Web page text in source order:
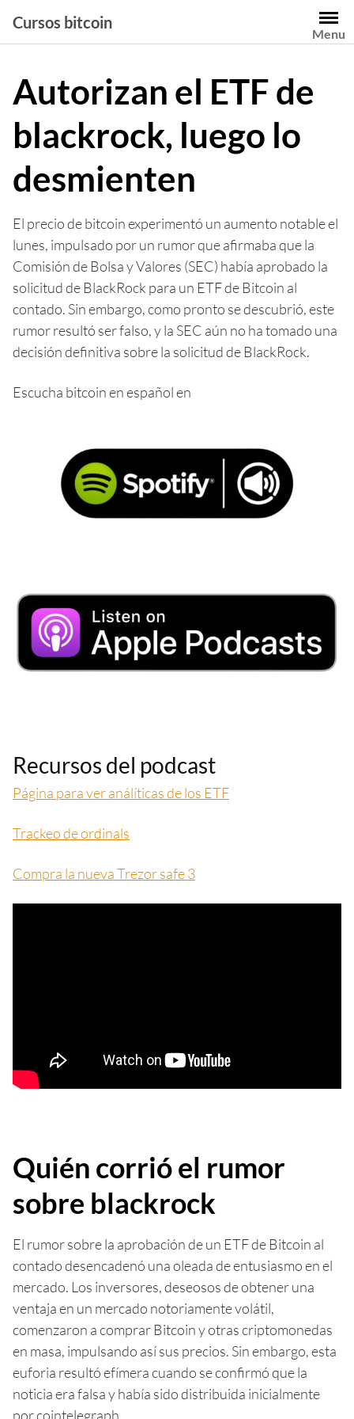
contenido
Cursos bitcoin
Menu
Autorizan el ETF de
blackrock, luego lo
desmienten
El precio de bitcoin experimentó un aumento notable el
lunes, impulsado por un rumor que afirmaba que la
Comisión de Bolsa y Valores (SEC) había aprobado la
solicitud de BlackRock para un ETF de Bitcoin al
contado. Sin embargo, como pronto se descubrió, este
rumor resultó ser falso, y la SEC aún no ha tomado una
decisión definitiva sobre la solicitud de BlackRock.
Escucha bitcoin en español en
Recursos del podcast
Página para ver análíticas de los ETF
Trackeo de ordinals
Compra la nueva Trezor safe 3
Quién corrió el rumor
sobre blackrock
El rumor sobre la aprobación de un ETF de Bitcoin al
contado desencadenó una oleada de entusiasmo en el
mercado. Los inversores, deseosos de obtener una
ventaja en un mercado notoriamente volátil,
comenzaron a comprar Bitcoin y otras criptomonedas
en masa, impulsando así sus precios. Sin embargo, esta
euforia resultó efímera cuando se confirmó que la
noticia era falsa y había sido distribuida inicialmente
por cointelegraph.